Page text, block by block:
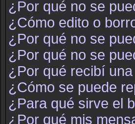
¿Por qué no se
¿Cómo edito o
¿Por qué no se
¿Por qué no se
¿Por qué recibí
¿Cómo se puede
¿Para qué sirve el
¿Por qué mis